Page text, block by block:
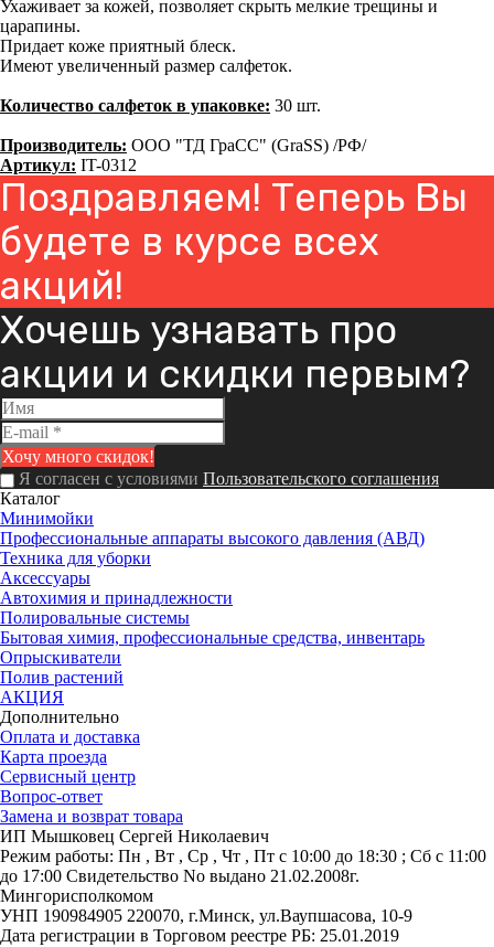
Ухаживает за кожей, позволяет скрыть мелкие трещины и
царапины.
Придает коже приятный блеск.
Имеют увеличенный размер салфеток.
Количество салфеток в упаковке: 30 шт.
Производитель: ООО "ТД ГраСС" (GraSS) /РФ/
Артикул: IT-0312
Поздравляем! Теперь Вы
будете в курсе всех
акций!
Хочешь узнавать про
акции и скидки первым?
Я согласен с условиями Пользовательского соглашения
Каталог
Минимойки
Профессиональные аппараты высокого давления (АВД)
Техника для уборки
Аксессуары
Автохимия и принадлежности
Полировальные системы
Бытовая химия, профессиональные средства, инвентарь
Опрыскиватели
Полив растений
АКЦИЯ
Дополнительно
Оплата и доставка
Карта проезда
Сервисный центр
Вопрос-ответ
Замена и возврат товара
ИП Мышковец Сергей Николаевич
Режим работы: Пн , Вт , Ср , Чт , Пт c 10:00 до 18:30 ; Сб c 11:00
до 17:00 Свидетельство No выдано 21.02.2008г.
Мингорисполкомом
УНП 190984905 220070, г.Минск, ул.Ваупшасова, 10-9
Дата регистрации в Торговом реестре РБ: 25.01.2019